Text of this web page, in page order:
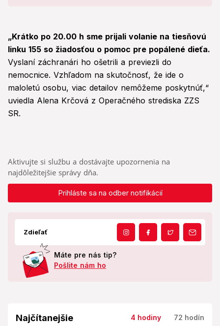
„Krátko po 20.00 h sme prijali volanie na tiesňovú
linku 155 so žiadosťou o pomoc pre popálené dieťa.
Vyslaní záchranári ho ošetrili a previezli do
nemocnice. Vzhľadom na skutočnosť, že ide o
maloletú osobu, viac detailov nemôžeme poskytnúť,“
uviedla Alena Krčová z Operačného strediska ZZS
SR.
Aktivujte si službu a dostávajte upozornenia na
najdôležitejšie správy dňa.
Prihláste sa na odber notifikácií
Zdieľať
Máte pre nás tip?
Pošlite nám ho
Najčítanejšie 4 hodiny 72 hodín